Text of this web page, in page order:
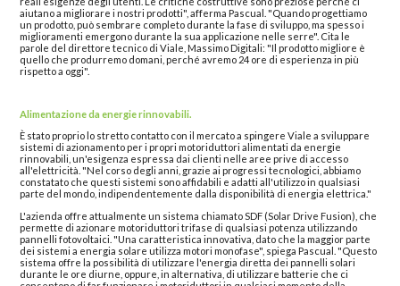
aiutano a migliorare i nostri prodotti", afferma Pascual. "Quando progettiamo
un prodotto, può sembrare completo durante la fase di sviluppo, ma spesso i
miglioramenti emergono durante la sua applicazione nelle serre". Cita le
parole del direttore tecnico di Viale, Massimo Digitali: "Il prodotto migliore è
quello che produrremo domani, perché avremo 24 ore di esperienza in più
rispetto a oggi".
Alimentazione da energie rinnovabili.
È stato proprio lo stretto contatto con il mercato a spingere Viale a sviluppare
sistemi di azionamento per i propri motoriduttori alimentati da energie
rinnovabili, un'esigenza espressa dai clienti nelle aree prive di accesso
all'elettricità. "Nel corso degli anni, grazie ai progressi tecnologici, abbiamo
constatato che questi sistemi sono affidabili e adatti all'utilizzo in qualsiasi
parte del mondo, indipendentemente dalla disponibilità di energia elettrica."
L'azienda offre attualmente un sistema chiamato SDF (Solar Drive Fusion), che
permette di azionare motoriduttori trifase di qualsiasi potenza utilizzando
pannelli fotovoltaici. "Una caratteristica innovativa, dato che la maggior parte
dei sistemi a energia solare utilizza motori monofase", spiega Pascual. "Questo
sistema offre la possibilità di utilizzare l'energia diretta dei pannelli solari
durante le ore diurne, oppure, in alternativa, di utilizzare batterie che ci